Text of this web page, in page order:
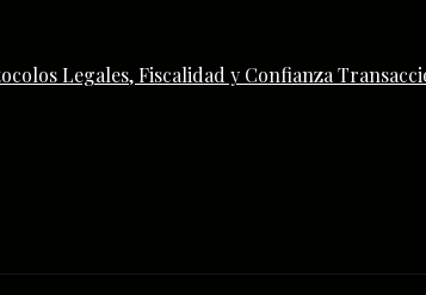
Legales, Fiscalidad y Confianza